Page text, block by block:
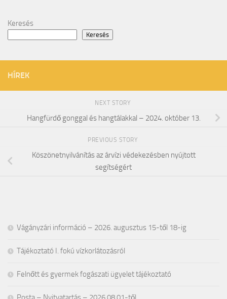
Keresés
Keresés
HÍREK
NEXT STORY
Hangfürdő gonggal és hangtálakkal – 2024. október 13.
PREVIOUS STORY
Köszönetnyilvánítás az árvízi védekezésben nyújtott
segítségért
Vágányzári információ – 2026. augusztus 15-től 18-ig
Tájékoztató I. fokú vízkorlátozásról
Felnőtt és gyermek fogászati ügyelet tájékoztató